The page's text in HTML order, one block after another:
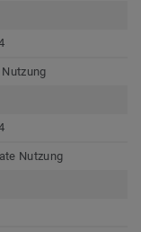
Nutzung